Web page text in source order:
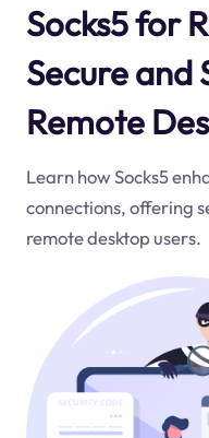
Socks5 for
Secure and
Remote
Learn how Socks5
connections, offering
remote desktop users.